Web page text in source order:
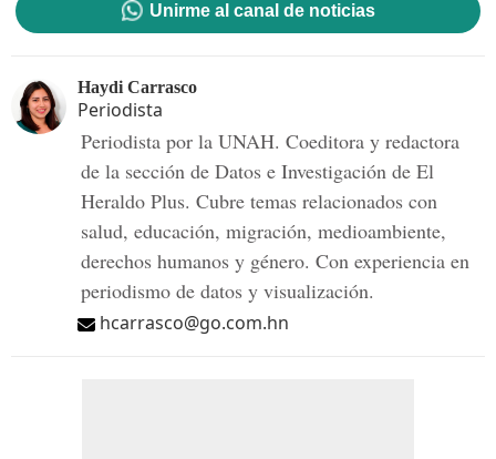
Unirme al canal de noticias
Haydi Carrasco
Periodista
Periodista por la UNAH. Coeditora y redactora
de la sección de Datos e Investigación de El
Heraldo Plus. Cubre temas relacionados con
salud, educación, migración, medioambiente,
derechos humanos y género. Con experiencia en
periodismo de datos y visualización.
hcarrasco@go.com.hn